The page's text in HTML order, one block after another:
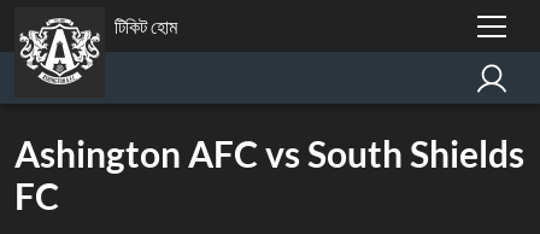
টিকিট হোম
Ashington AFC vs South Shields
FC